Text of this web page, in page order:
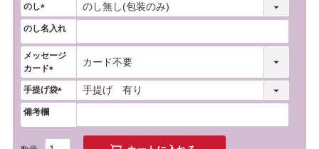
のし
(
必
須
)
のし名入れ
メッセージ
カード
(
必
須
手提げ袋
(
備考欄